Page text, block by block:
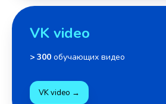
VK video
> 300 обучающих видео
VK video →